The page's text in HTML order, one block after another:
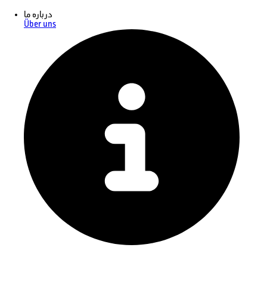
درباره ما
Über uns